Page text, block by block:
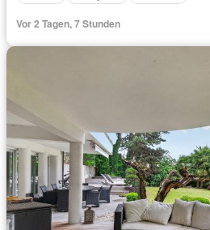
Vor 2 Tagen, 7 Stunden